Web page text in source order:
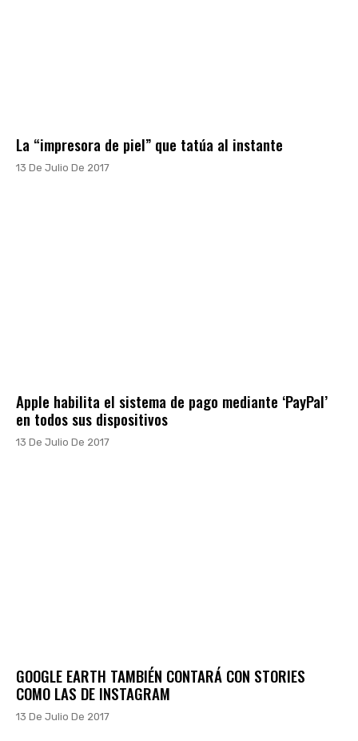
La “impresora de piel” que tatúa al instante
13 De Julio De 2017
Apple habilita el sistema de pago mediante ‘PayPal’
en todos sus dispositivos
13 De Julio De 2017
GOOGLE EARTH TAMBIÉN CONTARÁ CON STORIES
COMO LAS DE INSTAGRAM
13 De Julio De 2017